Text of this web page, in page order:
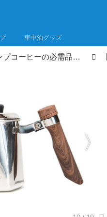
車中泊グッズ
キャンプコーヒーの必需品「コーヒーポット」11選 アウトドア向けドリップポットが使いやすい！